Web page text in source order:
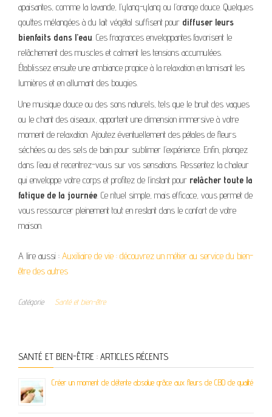
apaisantes, comme la lavande, l’ylang-ylang ou l’orange douce. Quelques
gouttes mélangées à du lait végétal suffisent pour diffuser leurs
bienfaits dans l’eau. Ces fragrances enveloppantes favorisent le
relâchement des muscles et calment les tensions accumulées.
Établissez ensuite une ambiance propice à la relaxation en tamisant les
lumières et en allumant des bougies.
Une musique douce ou des sons naturels, tels que le bruit des vagues
ou le chant des oiseaux, apportent une dimension immersive à votre
moment de relaxation. Ajoutez éventuellement des pétales de fleurs
séchées ou des sels de bain pour sublimer l’expérience. Enfin, plongez
dans l’eau et recentrez-vous sur vos sensations. Ressentez la chaleur
qui enveloppe votre corps et profitez de l’instant pour relâcher toute la
fatigue de la journée. Ce rituel simple, mais efficace, vous permet de
vous ressourcer pleinement tout en restant dans le confort de votre
maison.
A lire aussi : Auxiliaire de vie : découvrez un métier au service du bien-
être des autres
Catégorie Santé et bien-être
SANTÉ ET BIEN-ÊTRE : ARTICLES RÉCENTS
Créer un moment de détente absolue grâce aux fleurs de CBD de qualité